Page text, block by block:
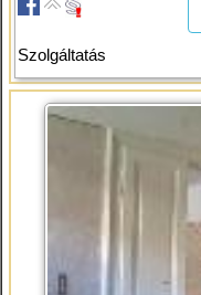
Szolgáltatás